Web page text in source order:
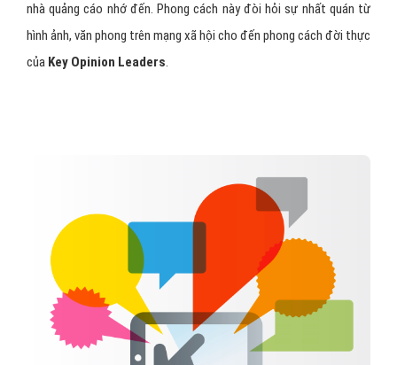
nhà quảng cáo nhớ đến. Phong cách này đòi hỏi sự nhất quán từ
hình ảnh, văn phong trên mạng xã hội cho đến phong cách đời thực
của Key Opinion Leaders.